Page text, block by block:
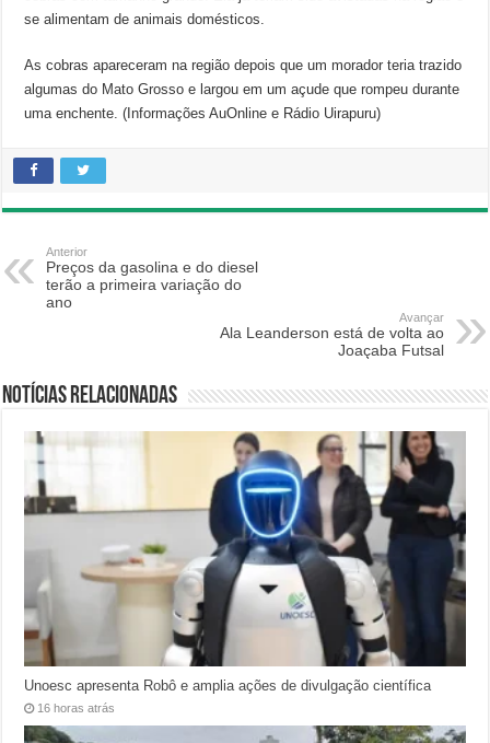
se alimentam de animais domésticos.
As cobras apareceram na região depois que um morador teria trazido
algumas do Mato Grosso e largou em um açude que rompeu durante
uma enchente. (Informações AuOnline e Rádio Uirapuru)
Anterior
Preços da gasolina e do diesel
terão a primeira variação do
ano
Avançar
Ala Leanderson está de volta ao
Joaçaba Futsal
Notícias relacionadas
Unoesc apresenta Robô e amplia ações de divulgação científica
16 horas atrás